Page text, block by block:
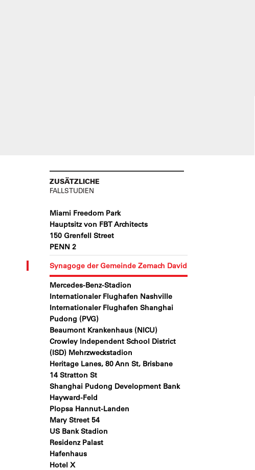
ZUSÄTZLICHE
FALLSTUDIEN
Miami Freedom Park
Hauptsitz von FBT Architects
150 Grenfell Street
PENN 2
Synagoge der Gemeinde Zemach David
Mercedes-Benz-Stadion
Internationaler Flughafen Nashville
Internationaler Flughafen Shanghai
Pudong (PVG)
Beaumont Krankenhaus (NICU)
Crowley Independent School District
(ISD) Mehrzweckstadion
Heritage Lanes, 80 Ann St, Brisbane
14 Stratton St
Shanghai Pudong Development Bank
Hayward-Feld
Plopsa Hannut-Landen
Mary Street 54
US Bank Stadion
Residenz Palast
Hafenhaus
Hotel X